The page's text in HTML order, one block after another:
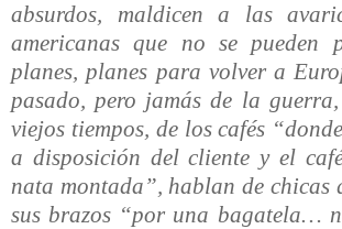
absurdos, maldicen a las
americanas que no se pueden
planes, planes para volver a
pasado, pero jamás de la
viejos tiempos, de los cafés
a disposición del cliente y el
nata montada”, hablan de chicas
sus brazos “por una bagatela…